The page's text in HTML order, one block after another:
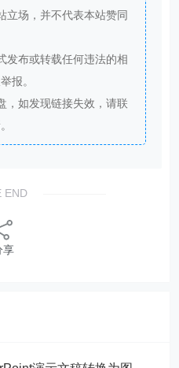
立场，并不代表本站赞同
发布或转载任何违法的相
报。
，如发现链接失效，请联
END
享